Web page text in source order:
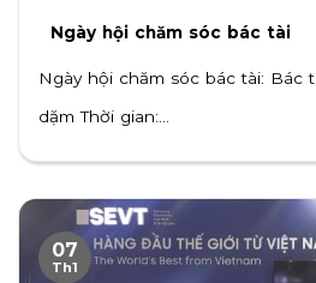
Ngày hội chăm sóc bác tài
Ngày hội chăm sóc bác tài: Bác
dặm Thời gian:...
07
Th1